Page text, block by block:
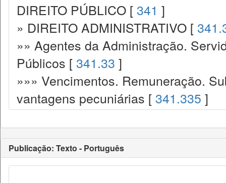
DIREITO PÚBLICO [ 341 ]
» DIREITO ADMINISTRATIVO [
»» Agentes da Administração.
Públicos [ 341.33 ]
»»» Vencimentos. Remuneração.
vantagens pecuniárias [ 341.335 ]
Publicação: Texto - Português